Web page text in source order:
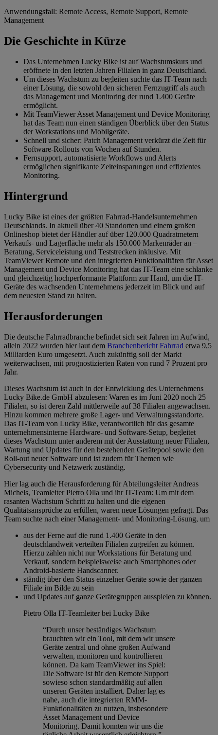
Anwendungsfall: Remote Access, Remote Support, Remote
Management
Die Geschichte in Kürze
Das Unternehmen Lucky Bike ist auf Wachstumskurs und
eröffnete in den letzten Jahren Filialen in ganz Deutschland.
Um dieses Wachstum zu begleiten suchte das IT-Team nach
einer Lösung, die sowohl den sicheren Fernzugriff als auch
das Management und Monitoring der rund 1.400 Geräte
ermöglicht.
Mit TeamViewer Asset Management und Device Monitoring
hat das Team nun einen ständigen Überblick über den Status
der Workstations und Mobilgeräte.
Schnell und sicher: Patch Management verkürzt die Zeit für
Software-Rollouts von Wochen auf Stunden.
Fernsupport, automatisierte Workflows und Alerts
ermöglichen signifikante Zeiteinsparungen und effizientes
Monitoring.
Hintergrund
Lucky Bike ist eines der größten Fahrrad-Handelsunternehmen
Deutschlands. In aktuell über 40 Standorten und einem großen
Onlineshop bietet der Händler auf über 120.000 Quadratmetern
Verkaufs- und Lagerfläche mehr als 150.000 Markenräder an –
Beratung, Serviceleistung und Teststrecken inklusive. Mit
TeamViewer Remote und den integrierten Funktionalitäten für Asset
Management und Device Monitoring hat das IT-Team eine schlanke
und gleichzeitig hochperformante Plattform zur Hand, um die IT-
Geräte des wachsenden Unternehmens jederzeit im Blick und auf
dem neuesten Stand zu halten.
Herausforderungen
Die deutsche Fahrradbranche befindet sich seit Jahren im Aufwind,
allein 2022 wurden hier laut dem Branchenbericht Fahrrad etwa 9,5
Milliarden Euro umgesetzt. Auch zukünftig soll der Markt
weiterwachsen, mit prognostizierten Raten von rund 7 Prozent pro
Jahr.
Dieses Wachstum ist auch in der Entwicklung des Unternehmens
Lucky Bike.de GmbH abzulesen: Waren es im Juni 2020 noch 25
Filialen, so ist deren Zahl mittlerweile auf 38 Filialen angewachsen.
Hinzu kommen mehrere große Lager- und Verwaltungsstandorte.
Das IT-Team von Lucky Bike, verantwortlich für das gesamte
unternehmensinterne Hardware- und Software-Setup, begleitet
dieses Wachstum unter anderem mit der Ausstattung neuer Filialen,
Wartung und Updates für den bestehenden Gerätepool sowie den
Roll-out neuer Software und ist zudem für Themen wie
Cybersecurity und Netzwerk zuständig.
Hier lag auch die Herausforderung für Abteilungsleiter Andreas
Michels, Teamleiter Pietro Olla und ihr IT-Team: Um mit dem
rasanten Wachstum Schritt zu halten und die eigenen
Qualitätsansprüche zu erfüllen, waren neue Lösungen gefragt. Das
Team suchte nach einer Management- und Monitoring-Lösung, um
aus der Ferne auf die rund 1.400 Geräte in den
deutschlandweit verteilten Filialen zugreifen zu können.
Hierzu zählen nicht nur Workstations für Beratung und
Verkauf, sondern beispielsweise auch Smartphones oder
Android-basierte Handscanner.
ständig über den Status einzelner Geräte sowie der ganzen
Filiale im Bilde zu sein
und Updates auf ganze Gerätegruppen ausspielen zu können.
Pietro Olla IT-Teamleiter bei Lucky Bike
“Durch unser beständiges Wachstum
brauchten wir ein Tool, mit dem wir unsere
Geräte zentral und ohne großen Aufwand
verwalten, monitoren und kontrollieren
können. Da kam TeamViewer ins Spiel:
Die Software ist für den Remote Support
sowieso schon standardmäßig auf allen
unseren Geräten installiert. Daher lag es
nahe, auch die integrierten RMM-
Funktionalitäten zu nutzen, insbesondere
Asset Management und Device
Monitoring. Damit konnten wir uns die